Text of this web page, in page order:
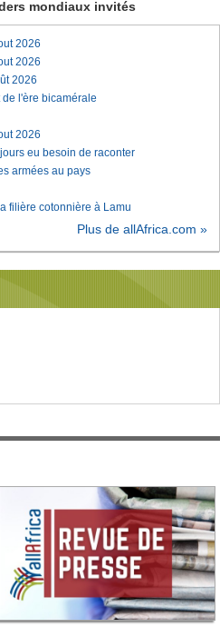
mondiaux invités
2026
2026
2026
l'ère bicamérale
2026
eu besoin de raconter
armées au pays
filière cotonnière à Lamu
Plus de allAfrica.com »